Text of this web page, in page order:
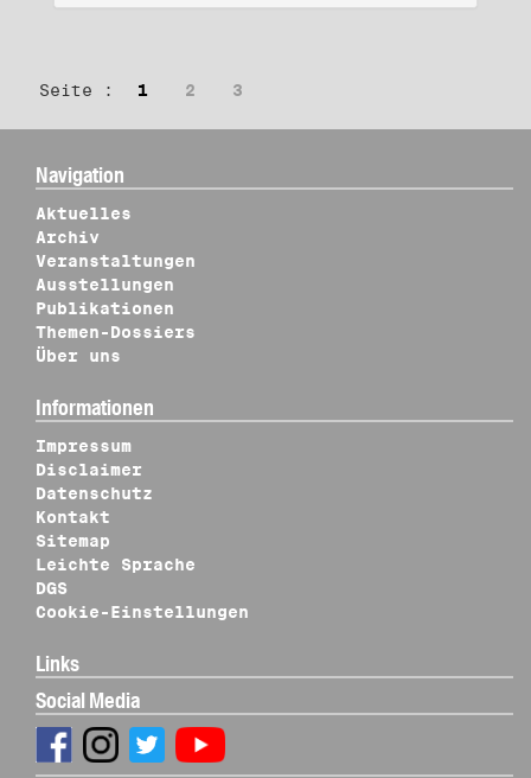
Seite : 1 2 3
Navigation
Aktuelles
Archiv
Veranstaltungen
Ausstellungen
Publikationen
Themen-Dossiers
Über uns
Informationen
Impressum
Disclaimer
Datenschutz
Kontakt
Sitemap
Leichte Sprache
DGS
Cookie-Einstellungen
Links
Social Media